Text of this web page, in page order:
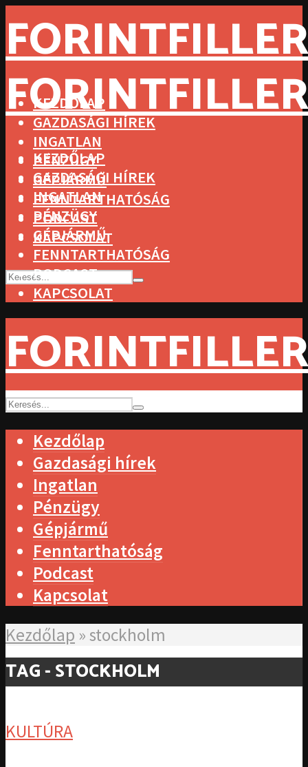
KEZDŐLAP
GAZDASÁGI HÍREK
INGATLAN
PÉNZÜGY
GÉPJÁRMŰ
FENNTARTHATÓSÁG
PODCAST
KAPCSOLAT
KEZDŐLAP
GAZDASÁGI HÍREK
INGATLAN
PÉNZÜGY
GÉPJÁRMŰ
FENNTARTHATÓSÁG
PODCAST
KAPCSOLAT
Kezdőlap
Gazdasági hírek
Ingatlan
Pénzügy
Gépjármű
Fenntarthatóság
Podcast
Kapcsolat
Kezdőlap »stockholm
TAG - STOCKHOLM
KULTÚRA